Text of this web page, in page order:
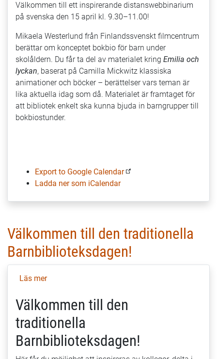
Ertes
distanstips:
för
barn
under
skolåldern
och
presentation
av
Ertes
Välkommen till ett inspirerande distanswebbinarium
på svenska den 15 april kl. 9.30–11.00!
Mikaela Westerlund från Finlandssvenskt filmcentrum
berättar om konceptet bokbio för barn under
skolåldern. Du får ta del av materialet kring Emilia och
lyckan, baserat på Camilla Mickwitz klassiska
animationer och böcker – berättelser vars teman är
lika aktuella idag som då. Materialet är framtaget för
att bibliotek enkelt ska kunna bjuda in barngrupper till
bokbiostunder.
Export to Google Calendar
Ladda ner som iCalendar
Välkommen till den traditionella
Barnbiblioteksdagen!
Läs merom
till
den
traditionella
Barnbiblioteksdagen!
Välkommen till den
traditionella
Barnbiblioteksdagen!